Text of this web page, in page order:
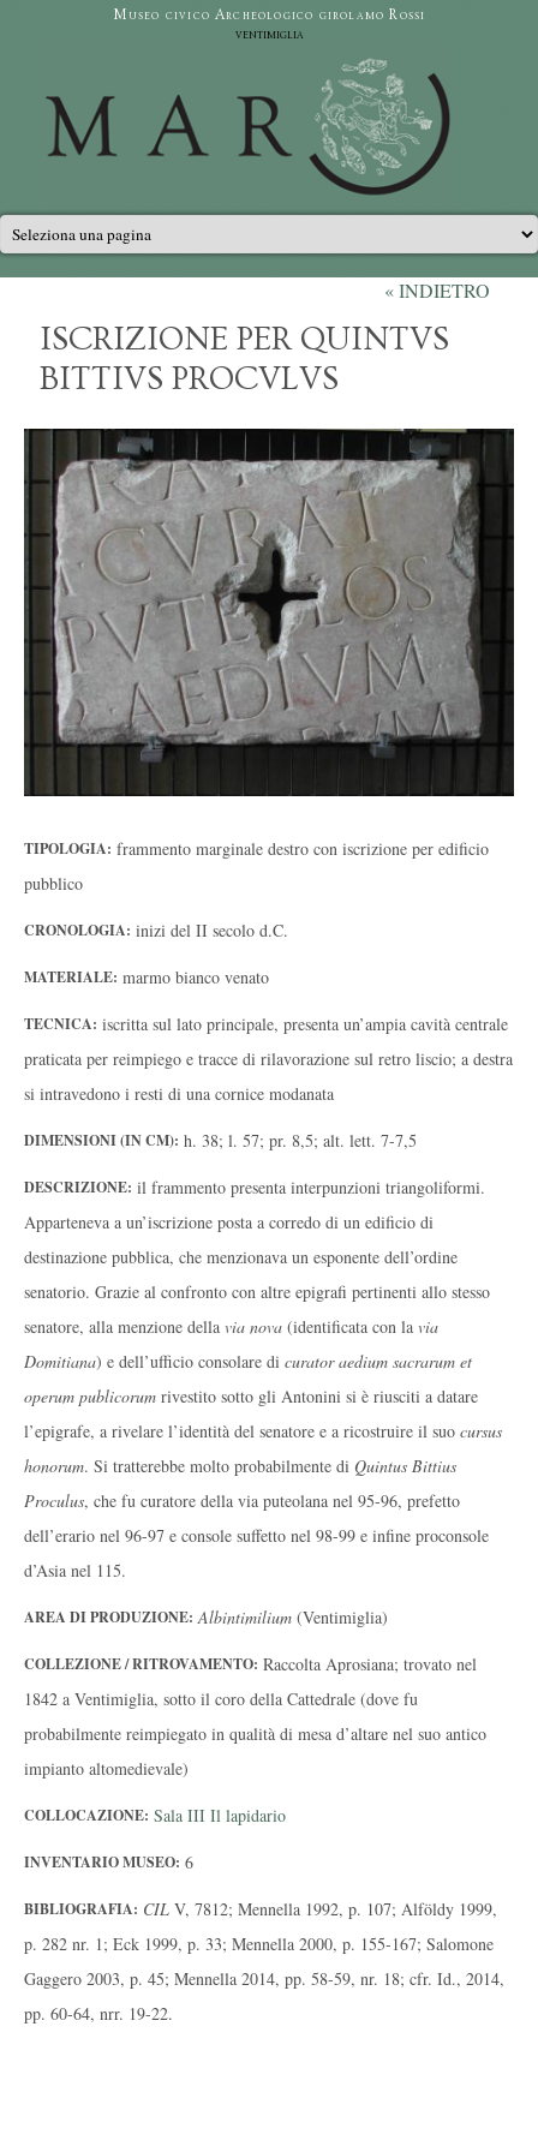
Salta al contenuto principaleMuseo civico Archeologico girolamo Rossi
ventimiglia
Menu principale « INDIETRO
ISCRIZIONE PER QUINTVS
BITTIVS PROCVLVS
TIPOLOGIA: frammento marginale destro con iscrizione per edificio
pubblico
CRONOLOGIA: inizi del II secolo d.C.
MATERIALE: marmo bianco venato
TECNICA: iscritta sul lato principale, presenta un’ampia cavità centrale
praticata per reimpiego e tracce di rilavorazione sul retro liscio; a destra
si intravedono i resti di una cornice modanata
DIMENSIONI (IN CM): h. 38; l. 57; pr. 8,5; alt. lett. 7-7,5
DESCRIZIONE: il frammento presenta interpunzioni triangoliformi.
Apparteneva a un’iscrizione posta a corredo di un edificio di
destinazione pubblica, che menzionava un esponente dell’ordine
senatorio. Grazie al confronto con altre epigrafi pertinenti allo stesso
senatore, alla menzione della via nova (identificata con la via
Domitiana) e dell’ufficio consolare di curator aedium sacrarum et
operum publicorum rivestito sotto gli Antonini si è riusciti a datare
l’epigrafe, a rivelare l’identità del senatore e a ricostruire il suo cursus
honorum. Si tratterebbe molto probabilmente di Quintus Bittius
Proculus, che fu curatore della via puteolana nel 95-96, prefetto
dell’erario nel 96-97 e console suffetto nel 98-99 e infine proconsole
d’Asia nel 115.
AREA DI PRODUZIONE:Albintimilium (Ventimiglia)
COLLEZIONE / RITROVAMENTO: Raccolta Aprosiana; trovato nel
1842 a Ventimiglia, sotto il coro della Cattedrale (dove fu
probabilmente reimpiegato in qualità di mesa d’altare nel suo antico
impianto altomedievale)
COLLOCAZIONE: Sala III Il lapidario
INVENTARIO MUSEO: 6
BIBLIOGRAFIA: CIL V, 7812; Mennella 1992, p. 107; Alföldy 1999,
p. 282 nr. 1; Eck 1999, p. 33; Mennella 2000, p. 155-167; Salomone
Gaggero 2003, p. 45; Mennella 2014, pp. 58-59, nr. 18; cfr. Id., 2014,
pp. 60-64, nrr. 19-22.